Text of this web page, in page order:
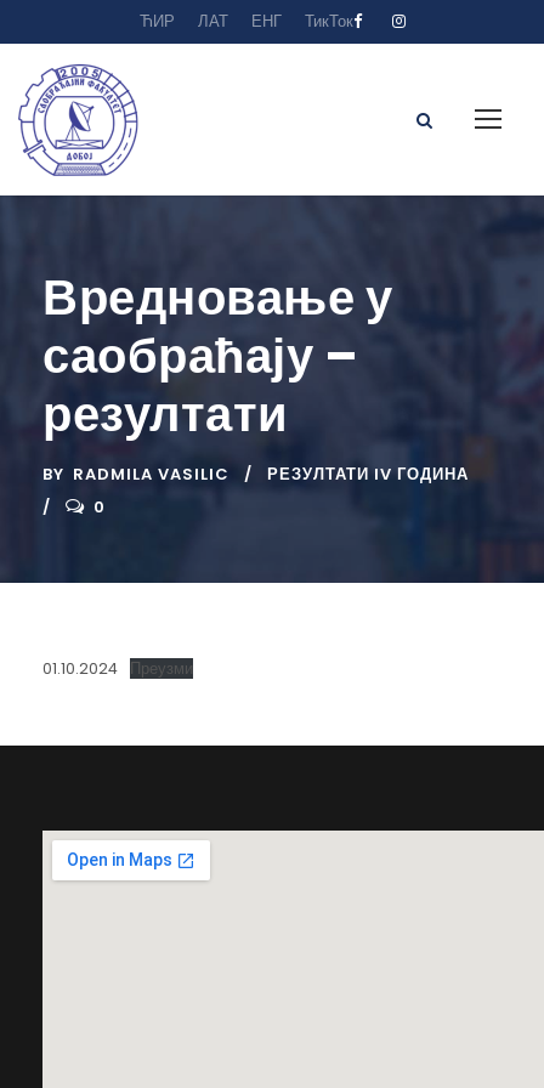
ЋИР ЛАТ ЕНГ ТикТок
Вредновање у
саобраћају –
резултати
BY RADMILA VASILIC
РЕЗУЛТАТИ IV ГОДИНА
0
01.10.2024 Преузми